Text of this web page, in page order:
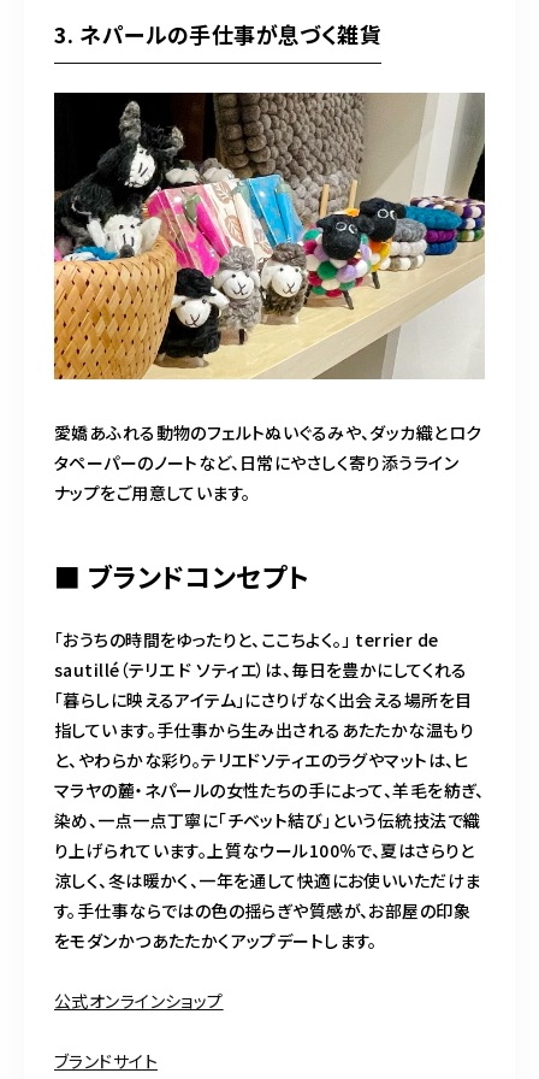
3. ネパールの手仕事が息づく雑貨
愛嬌あふれる動物のフェルトぬいぐるみや、ダッカ織とロク
タペーパーのノートなど、日常にやさしく寄り添うライン
ナップをご用意しています。
■ ブランドコンセプト
「おうちの時間をゆったりと、ここちよく。」 terrier de
sautillé（テリエ ド ソティエ）は、毎日を豊かにしてくれる
「暮らしに映えるアイテム」にさりげなく出会える場所を目
指しています。手仕事から生み出されるあたたかな温もり
と、やわらかな彩り。テリエドソティエのラグやマットは、ヒ
マラヤの麓・ネパールの女性たちの手によって、羊毛を紡ぎ、
染め、一点一点丁寧に「チベット結び」という伝統技法で織
り上げられています。上質なウール100％で、夏はさらりと
涼しく、冬は暖かく、一年を通して快適にお使いいただけま
す。手仕事ならではの色の揺らぎや質感が、お部屋の印象
をモダンかつあたたかくアップデートします。
公式オンラインショップ
ブランドサイト